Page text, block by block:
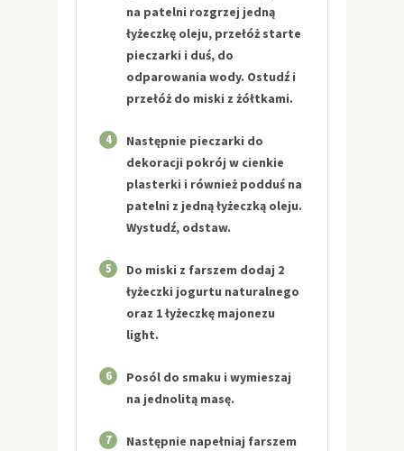
na patelni rozgrzej jedną
łyżeczkę oleju, przełóż starte
pieczarki i duś, do
odparowania wody. Ostudź i
przełóż do miski z żółtkami.
4
Następnie pieczarki do
dekoracji pokrój w cienkie
plasterki i również podduś na
patelni z jedną łyżeczką oleju.
Wystudź, odstaw.
5
Do miski z farszem dodaj 2
łyżeczki jogurtu naturalnego
oraz 1 łyżeczkę majonezu
light.
6
Posól do smaku i wymieszaj
na jednolitą masę.
7
Następnie napełniaj farszem